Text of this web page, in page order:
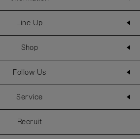
Line Up
Shop
Follow Us
Service
Recruit